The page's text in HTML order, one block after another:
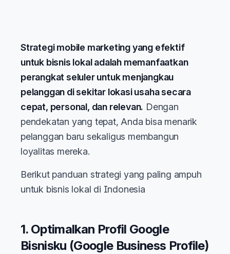
Strategi mobile marketing yang efektif
untuk bisnis lokal adalah memanfaatkan
perangkat seluler untuk menjangkau
pelanggan di sekitar lokasi usaha secara
cepat, personal, dan relevan. Dengan
pendekatan yang tepat, Anda bisa menarik
pelanggan baru sekaligus membangun
loyalitas mereka.
Berikut panduan strategi yang paling ampuh
untuk bisnis lokal di Indonesia
1. Optimalkan Profil Google
Bisnisku (Google Business Profile)